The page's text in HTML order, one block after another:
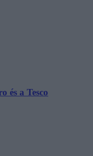
és a Tesco